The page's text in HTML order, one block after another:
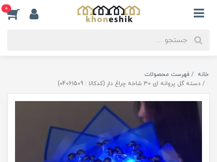
0
خانه
فهرست محصولات
دسته گل پروانه ای 30 شاخه چراغ دار (کدکالا : 04061509)